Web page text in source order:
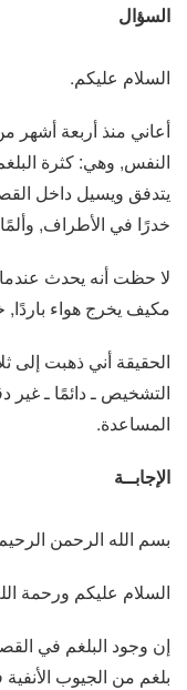
السؤال
السلام عليكم.
أعاني منذ أربعة أشهر
النفس, وهي: كثرة
يتدفق ويسيل داخل
خدرًا في الأطراف,
لا حظت أنه يحدث
مكيف يخرج هواء
الحقيقة أني ذهبت إلى
التشخيص ـ دائمًا ـ غير
المساعدة.
الإجابــة
بسم الله الرحمن
السلام عليكم ورحمة
إن وجود البلغم في
بلغم من الجيوب